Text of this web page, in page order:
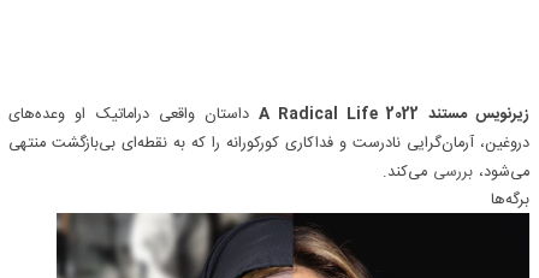
زیرنویس مستند A Radical Life 2022
داستان واقعی دراماتیک او وعده‌های
دروغین، آرمان‌گرایی نادرست و فداکاری کورکورانه را که به نقطه‌ای بی‌بازگشت منتهی
می‌شود، بررسی می‌کند.
برگه‌ها